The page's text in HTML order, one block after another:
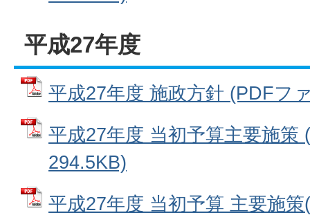
平成27年度
平成27年度 施政方針 (PDFフ
平成27年度 当初予算主要施策
294.5KB)
平成27年度 当初予算 主要施